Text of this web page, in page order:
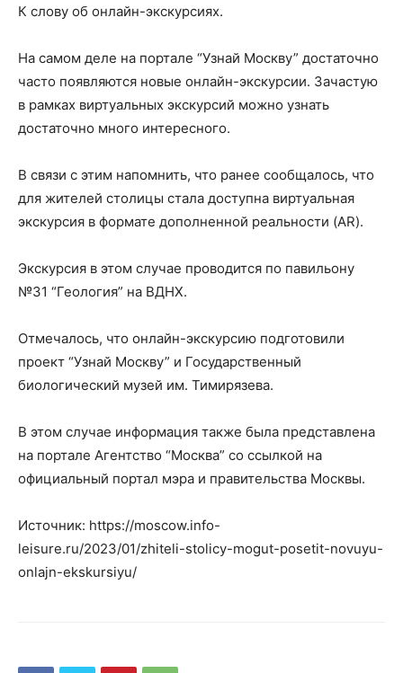
К слову об онлайн-экскурсиях.
На самом деле на портале “Узнай Москву” достаточно
часто появляются новые онлайн-экскурсии. Зачастую
в рамках виртуальных экскурсий можно узнать
достаточно много интересного.
В связи с этим напомнить, что ранее сообщалось, что
для жителей столицы стала доступна виртуальная
экскурсия в формате дополненной реальности (AR).
Экскурсия в этом случае проводится по павильону
№31 “Геология” на ВДНХ.
Отмечалось, что онлайн-экскурсию подготовили
проект “Узнай Москву” и Государственный
биологический музей им. Тимирязева.
В этом случае информация также была представлена
на портале Агентство “Москва” со ссылкой на
официальный портал мэра и правительства Москвы.
Источник: https://moscow.info-
leisure.ru/2023/01/zhiteli-stolicy-mogut-posetit-novuyu-
onlajn-ekskursiyu/